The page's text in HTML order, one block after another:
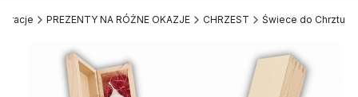
PREZENTY NA RÓŻNE OKAZJE CHRZEST Świece do Chrztu